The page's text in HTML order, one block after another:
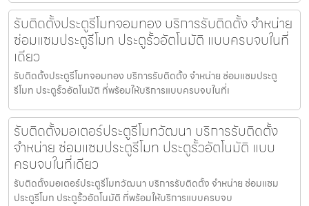
รับติดตั้งประตูรีโมทจอมทอง บริการรับติดตั้ง จำหน่าย
ซ่อมแซมประตูรีโมท ประตูรั้วอัตโนมัติ แบบครบจบในที่
เดียว
รับติดตั้งประตูรีโมทจอมทอง บริการรับติดตั้ง จำหน่าย ซ่อมแซมประตู
รีโมท ประตูรั้วอัตโนมัติ ที่พร้อมให้บริการแบบครบจบในที่เ
รับติดตั้งมอเตอร์ประตูรีโมทวัฒนา บริการรับติดตั้ง
จำหน่าย ซ่อมแซมประตูรีโมท ประตูรั้วอัตโนมัติ แบบ
ครบจบในที่เดียว
รับติดตั้งมอเตอร์ประตูรีโมทวัฒนา บริการรับติดตั้ง จำหน่าย ซ่อมแซม
ประตูรีโมท ประตูรั้วอัตโนมัติ ที่พร้อมให้บริการแบบครบจบ